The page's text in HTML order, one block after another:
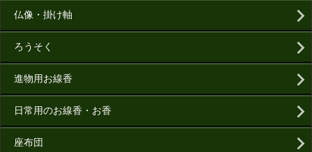
仏像・掛け軸
ろうそく
進物用お線香
日常用のお線香・お香
座布団